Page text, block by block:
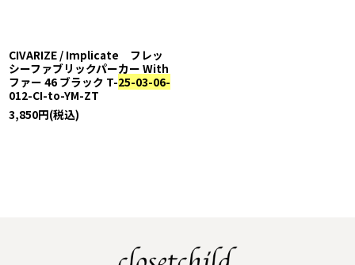
CIVARIZE / Implicate フレッ
シーファブリックパーカー With
ファー 46 ブラック T-25-03-06-
012-CI-to-YM-ZT
3,850円(税込)